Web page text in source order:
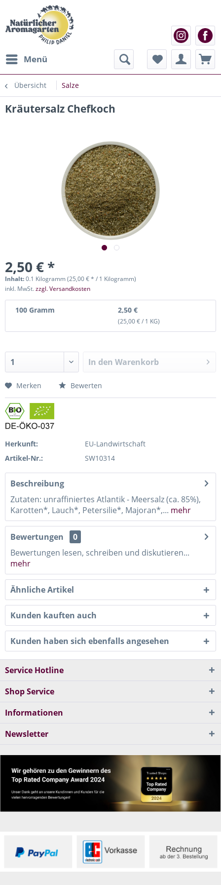
Menü
Übersicht Salze
Kräutersalz Chefkoch
2,50 € *
Inhalt:0.1 Kilogramm (25,00 € * / 1 Kilogramm)
inkl. MwSt.zzgl. Versandkosten
100 Gramm 2,50 €
(25,00 € / 1 KG)
In den Warenkorb
Merken Bewerten
Herkunft:
EU-Landwirtschaft
Artikel-Nr.:
SW10314
Beschreibung
Zutaten: unraffiniertes Atlantik - Meersalz (ca. 85%),
Karotten*, Lauch*, Petersilie*, Majoran*,... mehr
Bewertungen
0
Bewertungen lesen, schreiben und diskutieren...
mehr
Ähnliche Artikel
Kunden kauften auch
Kunden haben sich ebenfalls angesehen
Service Hotline
Shop Service
Informationen
Newsletter